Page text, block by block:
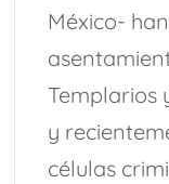
México-
Templarios
y
células